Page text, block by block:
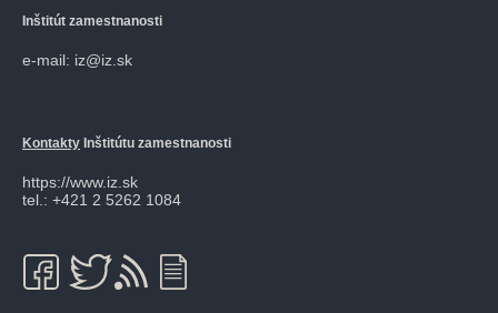
Inštitút zamestnanosti
e-mail: iz@iz.sk
Kontakty Inštitútu zamestnanosti
https://www.iz.sk
tel.: +421 2 5262 1084